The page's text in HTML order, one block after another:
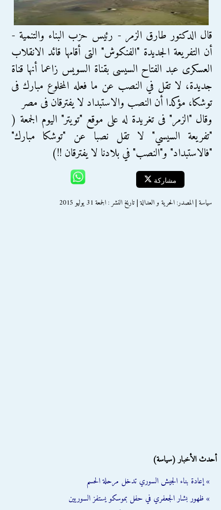
قال الدكتور طارق الزمر - رئيس حزب البناء والتنمية -
أن التفريعة الجديدة "الفنكوش" التى أقامها قائد الانقلاب
العسكرى عبد الفتاح السيسى بقناة السويس زاعما أنها قناة
جديدة، لا تقل في النصب عن ما فعله المخلوع مبارك فى
توشكا، مؤكدا أن النصب والاستبداد لا يفترقان فى مصر
وقال "الزمر" فى تغريدة له على موقع "تويتر" اليوم الجمعة (
"تفريعة السيسي" لا تقل نصبا عن "توشكا مبارك"
"فالاستبداد" و"النصب" في بلادنا لا يفترقان !!)
مشاركة
سياسة | المصدر: الحرية و العدالة | تاريخ النشر : الجمعة 31 يوليو 2015
أحدث الأخبار (سياسة)
» إعادة بناء الجيش السوري تدخل مرحلة الحسم
» ظهور بشار الجعفري في حفل بموسكو يستفز السوريين